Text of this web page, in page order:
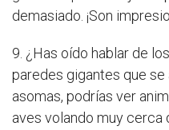
demasiado. ¡Son
9. ¿Has oído hablar de los
paredes gigantes que se
asomas, podrías ver
aves volando muy cerca